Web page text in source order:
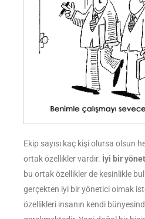
Ekip sayısı kaç kişi olursa olsun
ortak özellikler vardır. İyi bir
bu ortak özellikler de kesinlikle
gerçekten iyi bir yönetici olmak
özellikleri insanın kendi